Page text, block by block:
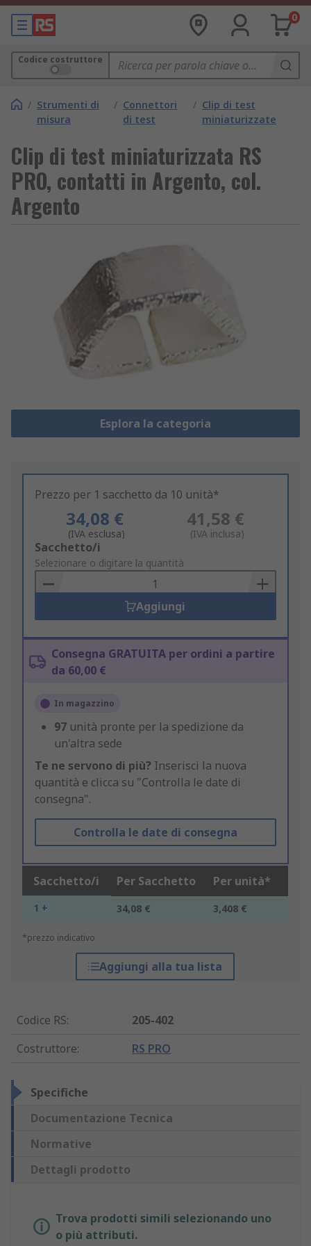
0
Codice costruttore
/ Strumenti di
misura
/ Connettori
di test
/ Clip di test
miniaturizzate
Clip di test miniaturizzata RS
PRO, contatti in Argento, col.
Argento
Esplora la categoria
Prezzo per 1 sacchetto da 10 unità*
34,08 €
(IVA esclusa)
41,58 €
(IVA inclusa)
Add
to
Basket
Sacchetto/i
Selezionare o digitare la quantità
Aggiungi
Consegna GRATUITA per ordini a partire
da 60,00 €
In magazzino
97 unità pronte per la spedizione da
un'altra sede
Te ne servono di più? Inserisci la nuova
quantità e clicca su "Controlla le date di
consegna".
Controlla le date di consegna
Sacchetto/i Per Sacchetto Per unità*
1 + 34,08 € 3,408 €
*prezzo indicativo
Aggiungi alla tua lista
Codice RS:
205-402
Costruttore: RS PRO
Specifiche
Documentazione Tecnica
Normative
Dettagli prodotto
Trova prodotti simili selezionando uno
o più attributi.